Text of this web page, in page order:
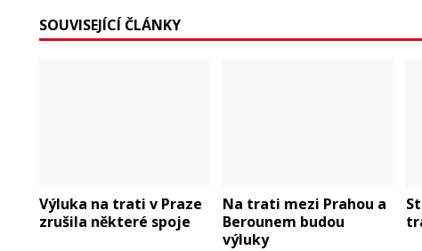
SOUVISEJÍCÍ ČLÁNKY
Výluka na trati v Praze
zrušila některé spoje
Na trati mezi Prahou a
Berounem budou
výluky